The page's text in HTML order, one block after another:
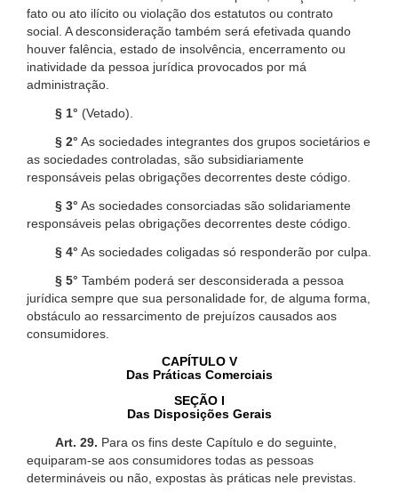
fato ou ato ilícito ou violação dos estatutos ou contrato
social. A desconsideração também será efetivada quando
houver falência, estado de insolvência, encerramento ou
inatividade da pessoa jurídica provocados por má
administração.
§ 1° (Vetado).
§ 2° As sociedades integrantes dos grupos societários e
as sociedades controladas, são subsidiariamente
responsáveis pelas obrigações decorrentes deste código.
§ 3° As sociedades consorciadas são solidariamente
responsáveis pelas obrigações decorrentes deste código.
§ 4° As sociedades coligadas só responderão por culpa.
§ 5° Também poderá ser desconsiderada a pessoa
jurídica sempre que sua personalidade for, de alguma forma,
obstáculo ao ressarcimento de prejuízos causados aos
consumidores.
CAPÍTULO V
Das Práticas Comerciais
SEÇÃO I
Das Disposições Gerais
Art. 29. Para os fins deste Capítulo e do seguinte,
equiparam-se aos consumidores todas as pessoas
determináveis ou não, expostas às práticas nele previstas.